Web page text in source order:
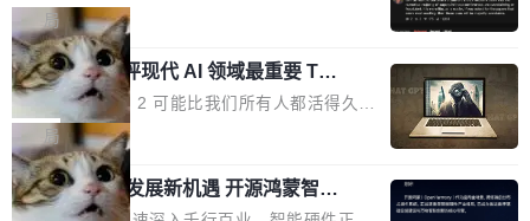
600PG5 AI TOP具备强悍输出功率，同时实现
机身尺寸大幅精简。整机长度仅16厘米，属于同
功率段机身尺寸十分紧凑的1600W电源产品。小
巧机身有效提升市面主流标准A...
25年的8463亿美元扩张至2026年的8763亿美
元。数字的背后是一个清晰的事实——品牌对专
业化营销服务的需求从未如此迫切。 但市场扩容
的同时,服务商的竞争逻辑正在改变。2026年Top
Agency年度合辑的观察指出,“产品”这个离消费
者最近的载体,在整个品牌营销层面的权重显著变
高了。全域营销服务商的竞争正在从规模转向深
度,案例厚度、全域覆盖、多线协同...
且他们认为 ICLR/ICML/NeurIPS 充斥着大量过
度宣传和欺诈。」 OpenAI 研究员 Keller Jorda
n 这条推文引发了广泛讨论。他不是在说风凉
话，他是说出了一个圈内人尽皆知但很少公开捅
破的事实。 Jordan 随后补充了一句软化声明：
「我不认为这些会议上大部分论文都在过度宣传
或造假。问题是，作为读者，如果你筛选出那些
看起来最令人兴奋的论文，那它们大部分都是过
局
xAI 前工程师评现代 AI 领域最重要 Top
3 开源项目
Flash Attention 2 可能比我们所有人都活得久。
这句话不是来自某个技术博客，而是出自 Hieu
Pham 的一条推文。Hieu Pham 是谁？他是 xAI
的早期工程师之一，在 Grok 训练基础设施团队
工作过。近日他在 X 上发了一条帖子，列出了他
局
共商智能硬件发展新机遇 开源鸿蒙智能
硬件开发者日杭州站即将举行